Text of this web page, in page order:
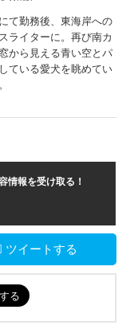
て勤務後、東海岸への
ライターに。再び南カ
から見える青い空とパ
ている愛犬を眺めてい
情報を受け取る！
ツイートする